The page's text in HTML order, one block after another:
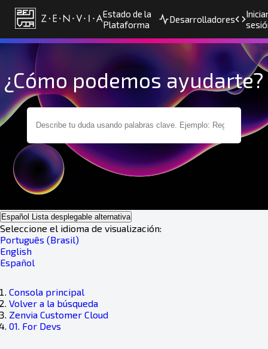
Estado de la
Plataforma
Desarrolladores
¿Cómo podemos ayudarte?
Español Lista desplegable alternativa
Seleccione el idioma de visualización:
Português (Brasil)
English
Español
Consola principal
Volver a la búsqueda
Zenvia Customer Cloud
01. For Devs